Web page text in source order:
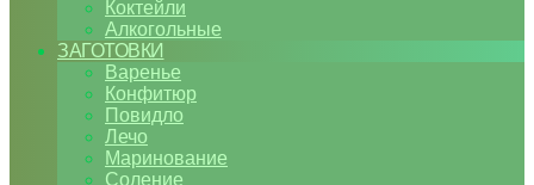
Коктейли
Алкогольные
ЗАГОТОВКИ
Варенье
Конфитюр
Повидло
Лечо
Маринование
Соление